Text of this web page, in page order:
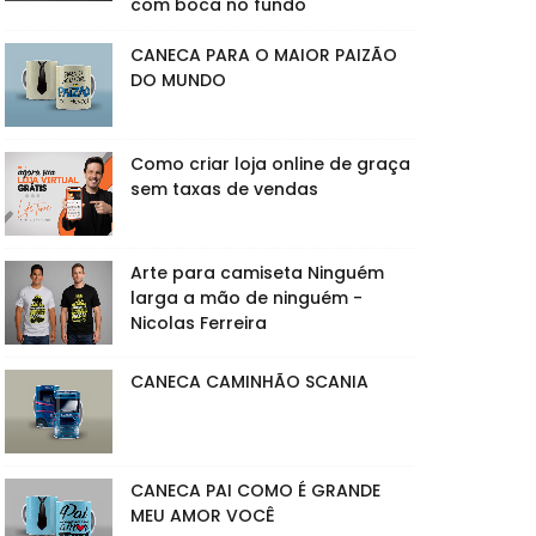
com boca no fundo
CANECA PARA O MAIOR PAIZÃO
DO MUNDO
Como criar loja online de graça
sem taxas de vendas
Arte para camiseta Ninguém
larga a mão de ninguém -
Nicolas Ferreira
CANECA CAMINHÃO SCANIA
CANECA PAI COMO É GRANDE
MEU AMOR VOCÊ